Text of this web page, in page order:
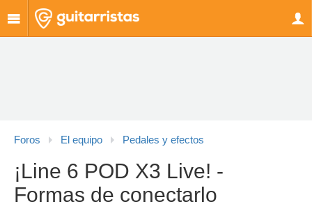
Foros El equipo Pedales y efectos
¡Line 6 POD X3 Live! -
Formas de conectarlo